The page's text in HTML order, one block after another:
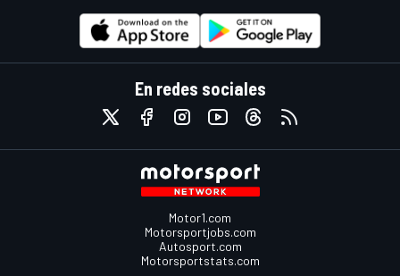
En redes sociales
Motor1.com
Motorsportjobs.com
Autosport.com
Motorsportstats.com